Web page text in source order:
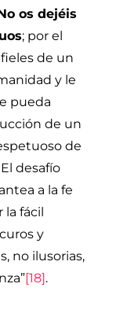
os dejéis
; por el
de un
y le
pueda
de un
de
desafío
a la fe
la fácil
y
no ilusorias,
[18].